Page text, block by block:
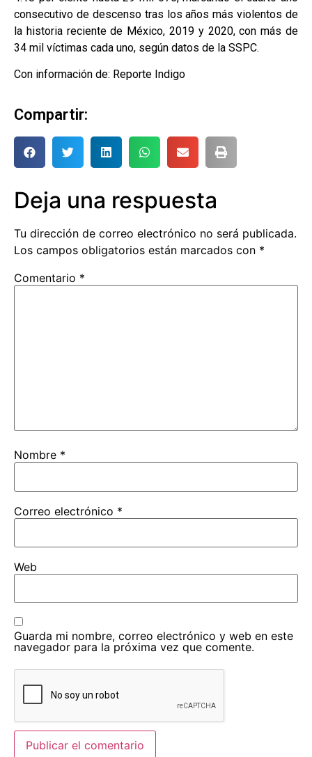
consecutivo de descenso tras los años más violentos de
la historia reciente de México, 2019 y 2020, con más de
34 mil víctimas cada uno, según datos de la SSPC.
Con información de: Reporte Indigo
Compartir:
Deja una respuesta
Tu dirección de correo electrónico no será publicada.
Los campos obligatorios están marcados con *
Comentario *
Nombre *
Correo electrónico *
Web
Guarda mi nombre, correo electrónico y web en este
navegador para la próxima vez que comente.